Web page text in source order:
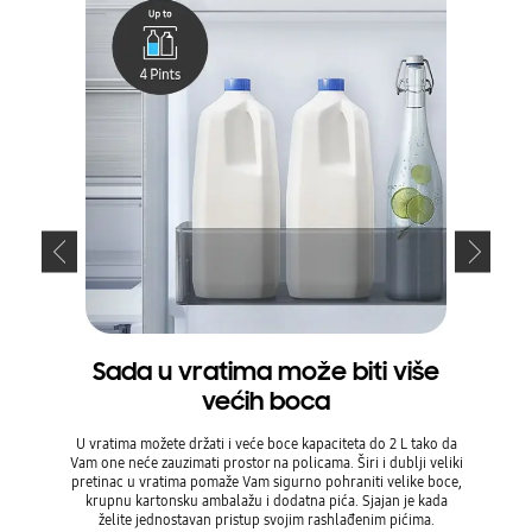
Sada u vratima može biti više
većih boca
U vratima možete držati i veće boce kapaciteta do 2 L tako da
Vam one neće zauzimati prostor na policama. Širi i dublji veliki
pretinac u vratima pomaže Vam sigurno pohraniti velike boce,
krupnu kartonsku ambalažu i dodatna pića. Sjajan je kada
želite jednostavan pristup svojim rashlađenim pićima.